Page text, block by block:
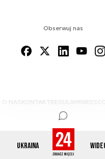
Ukraina
Obserwuj nas
O NAS KONTAKTREGULAMINRSS
© 2012-2026 DEFENCE24